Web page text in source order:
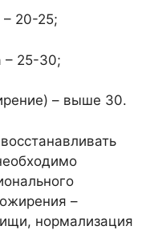
– 20-25;
– 25-30;
– выше 30.
–
нормализация